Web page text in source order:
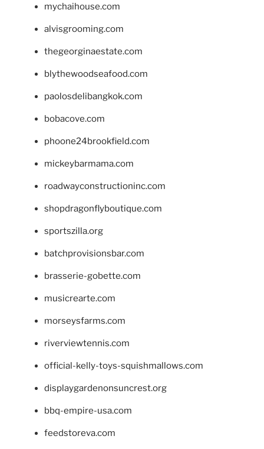
mychaihouse.com
alvisgrooming.com
thegeorginaestate.com
blythewoodseafood.com
paolosdelibangkok.com
bobacove.com
phoone24brookfield.com
mickeybarmama.com
roadwayconstructioninc.com
shopdragonflyboutique.com
sportszilla.org
batchprovisionsbar.com
brasserie-gobette.com
musicrearte.com
morseysfarms.com
riverviewtennis.com
official-kelly-toys-squishmallows.com
displaygardenonsuncrest.org
bbq-empire-usa.com
feedstoreva.com